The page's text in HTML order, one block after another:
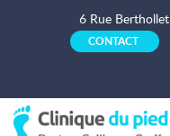
6 Rue
CONTACT